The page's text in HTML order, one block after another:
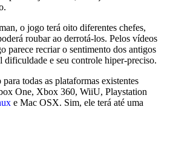
o jogo terá oito diferentes chefes,
roubar ao derrotá-los. Pelos vídeos
parece recriar o sentimento dos antigos
dificuldade e seu controle hiper-preciso.
todas as plataformas existentes
One, Xbox 360, WiiU, Playstation
e Mac OSX. Sim, ele terá até uma